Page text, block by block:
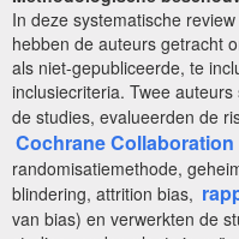
In deze systematische
hebben de auteurs getracht
als niet-gepubliceerde, te
inclusiecriteria. Twee
de studies, evalueerden de
Cochrane
randomisatiemethode,
blindering, attrition bias,
van bias) en verwerkten de